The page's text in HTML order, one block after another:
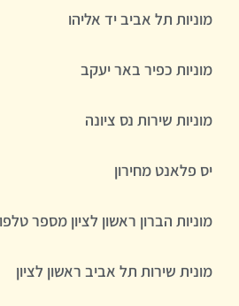
מוניות תל אביב יד אליהו
מוניות כפיר באר יעקב
מוניות שירות נס ציונה
יס פלאנט מחירון
מוניות הברון ראשון לציון מספר
מונית שירות תל אביב ראשון לציון